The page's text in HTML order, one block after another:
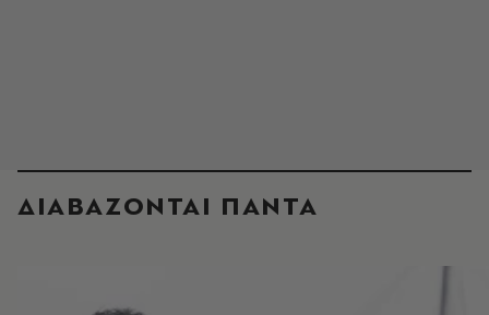
ΔΙΑΒΑΖΟΝΤΑΙ ΠΑΝΤΑ